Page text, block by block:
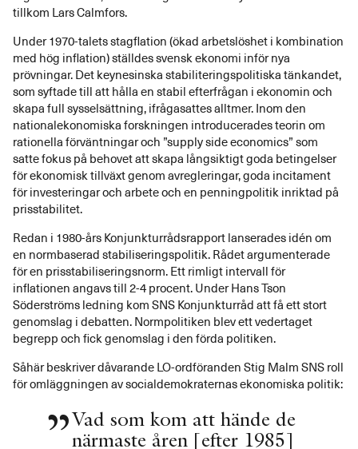
tillkom Lars Calmfors.
Under 1970-talets stagflation (ökad arbetslöshet i kombination
med hög inflation) ställdes svensk ekonomi inför nya
prövningar. Det keynesinska stabiliteringspolitiska tänkandet,
som syftade till att hålla en stabil efterfrågan i ekonomin och
skapa full sysselsättning, ifrågasattes alltmer. Inom den
nationalekonomiska forskningen introducerades teorin om
rationella förväntningar och ”supply side economics” som
satte fokus på behovet att skapa långsiktigt goda betingelser
för ekonomisk tillväxt genom avregleringar, goda incitament
för investeringar och arbete och en penningpolitik inriktad på
prisstabilitet.
Redan i 1980-års Konjunkturrådsrapport lanserades idén om
en normbaserad stabiliseringspolitik. Rådet argumenterade
för en prisstabiliseringsnorm. Ett rimligt intervall för
inflationen angavs till 2-4 procent. Under Hans Tson
Söderströms ledning kom SNS Konjunkturråd att få ett stort
genomslag i debatten. Normpolitiken blev ett vedertaget
begrepp och fick genomslag i den förda politiken.
Såhär beskriver dåvarande LO-ordföranden Stig Malm SNS roll
för omläggningen av socialdemokraternas ekonomiska politik:
Vad som kom att hände de
närmaste åren [efter 1985]